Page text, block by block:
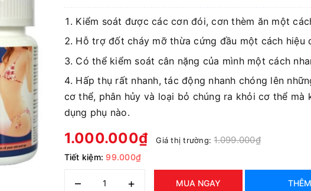
Kiểm soát được các cơn đói, cơn thèm ăn một
Hỗ trợ đốt cháy mỡ thừa cứng đầu một cách hiệu
Có thể kiểm soát cân nặng của mình một cách
Hấp thụ rất nhanh, tác động nhanh chóng lên
cơ thể, phân hủy và loại bỏ chúng ra khỏi cơ thể mà
dụng phụ nào.
1.000.000₫ Giá thị trường:1.099.000₫
Tiết kiệm: 99.000₫
– + MUA NGAY